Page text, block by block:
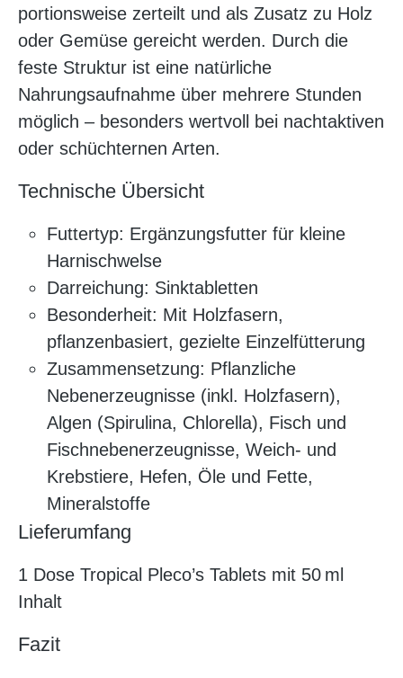
portionsweise zerteilt und als Zusatz zu Holz
oder Gemüse gereicht werden. Durch die
feste Struktur ist eine natürliche
Nahrungsaufnahme über mehrere Stunden
möglich – besonders wertvoll bei nachtaktiven
oder schüchternen Arten.
Technische Übersicht
Futtertyp: Ergänzungsfutter für kleine
Harnischwelse
Darreichung: Sinktabletten
Besonderheit: Mit Holzfasern,
pflanzenbasiert, gezielte Einzelfütterung
Zusammensetzung: Pflanzliche
Nebenerzeugnisse (inkl. Holzfasern),
Algen (Spirulina, Chlorella), Fisch und
Fischnebenerzeugnisse, Weich- und
Krebstiere, Hefen, Öle und Fette,
Mineralstoffe
Lieferumfang
1 Dose Tropical Pleco’s Tablets mit 50 ml
Inhalt
Fazit